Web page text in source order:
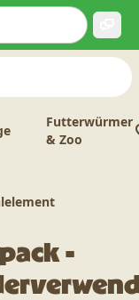
Futterwürmer
& Zoo
-